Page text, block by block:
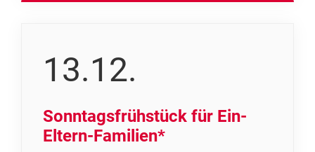
13.12.
Sonntagsfrühstück für Ein-
Eltern-Familien*